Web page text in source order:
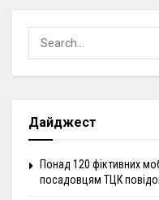
Дайджест
Понад 120 фіктивних
посадовцям ТЦК